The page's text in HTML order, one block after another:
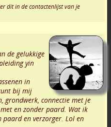
dit in de contactenlijst van je
de gelukkige
yin
in
bij mij
grondwerk, connectie met je
en zonder paard. Wat ik
en verzorger. Lol en